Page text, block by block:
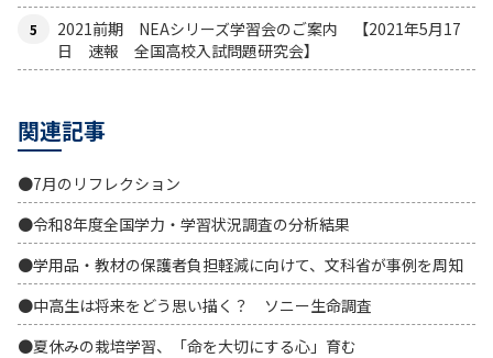
2021前期 NEAシリーズ学習会のご案内 【2021年5月17
日 速報 全国高校入試問題研究会】
関連記事
●7月のリフレクション
●令和8年度全国学力・学習状況調査の分析結果
●学用品・教材の保護者負担軽減に向けて、文科省が事例を周知
●中高生は将来をどう思い描く？ ソニー生命調査
●夏休みの栽培学習、「命を大切にする心」育む